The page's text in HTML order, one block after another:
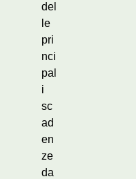
del
le
pri
nci
pal
i
sc
ad
en
ze
da